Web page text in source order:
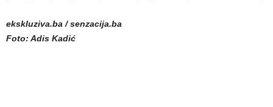
ekskluziva.ba / senzacija.ba
Foto: Adis Kadić